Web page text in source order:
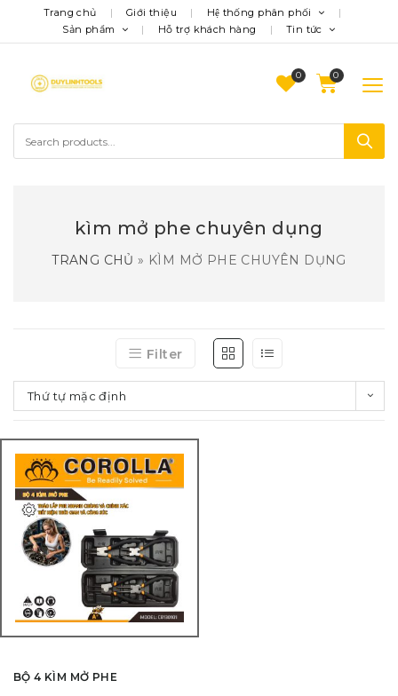
Trang chủ Giới thiệu
Hệ thống phân phối
Sản phẩm
Hỗ trợ khách hàng Tin tức
0
kìm mở phe chuyên dụng
TRANG CHỦ » KÌM MỞ PHE CHUYÊN DỤNG
Filter
Thứ tự mặc định
BỘ 4 KÌM MỞ PHE